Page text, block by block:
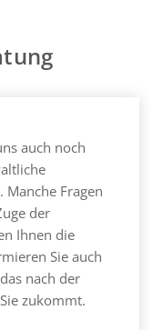
auch noch
. Manche Fragen
der
Ihnen die
Sie auch
nach der
zukommt.